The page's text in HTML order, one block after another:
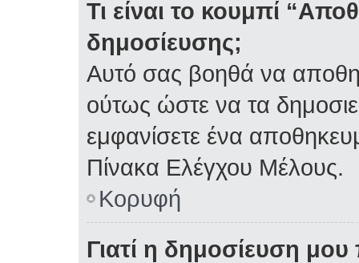
Τι είναι το κουμπί
δημοσίευσης;
Αυτό σας βοηθά να
ούτως ώστε να τα
εμφανίσετε ένα
Πίνακα Ελέγχου Μέλους.
Κορυφή
Γιατί η δημοσίευση μου